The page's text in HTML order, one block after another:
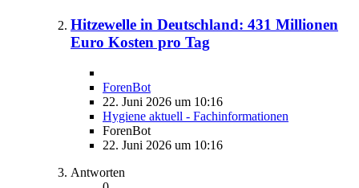
Hitzewelle in Deutschland: 431 Millionen
Euro Kosten pro Tag
ForenBot
22. Juni 2026 um 10:16
Hygiene aktuell - Fachinformationen
ForenBot
22. Juni 2026 um 10:16
Antworten